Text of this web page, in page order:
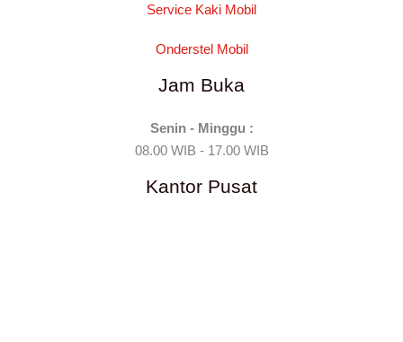
Service Kaki Mobil
Onderstel Mobil
Jam Buka
Senin - Minggu :
08.00 WIB - 17.00 WIB
Kantor Pusat